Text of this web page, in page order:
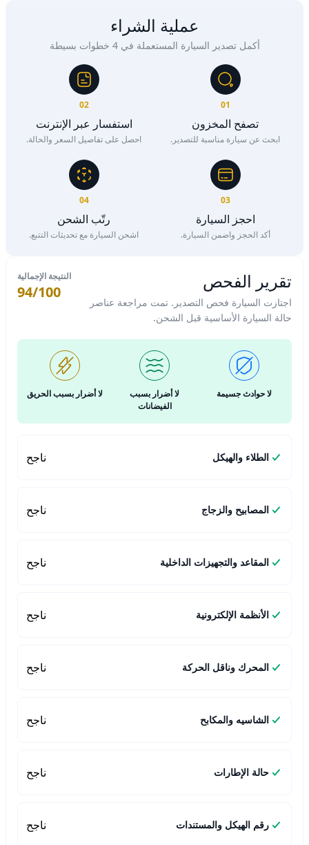
عملية الشراء
أكمل تصدير السيارة المستعملة في 4 خطوات بسيطة
01
تصفح المخزون
ابحث عن سيارة مناسبة للتصدير.
02
استفسار عبر الإنترنت
احصل على تفاصيل السعر والحالة.
03
احجز السيارة
أكد الحجز واضمن السيارة.
04
رتّب الشحن
اشحن السيارة مع تحديثات التتبع.
تقرير الفحص
اجتازت السيارة فحص التصدير. تمت مراجعة عناصر
حالة السيارة الأساسية قبل الشحن.
النتيجة الإجمالية
94/100
لا حوادث جسيمة
لا أضرار بسبب
الفيضانات
لا أضرار بسبب الحريق
الطلاء والهيكل ناجح
المصابيح والزجاج ناجح
المقاعد والتجهيزات الداخلية ناجح
الأنظمة الإلكترونية ناجح
المحرك وناقل الحركة ناجح
الشاسيه والمكابح ناجح
حالة الإطارات ناجح
رقم الهيكل والمستندات ناجح